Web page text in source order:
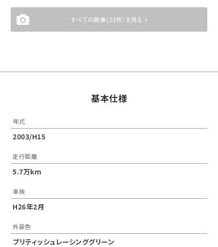
すべての画像（22枚）を見る »
基本仕様
年式
2003/H15
走行距離
5.7万km
車検
H26年2月
外装色
ブリティッシュレーシンググリーン